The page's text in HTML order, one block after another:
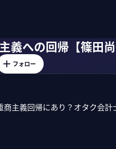
義への回帰【篠田
フォロー
商主義回帰にあり？オタク会